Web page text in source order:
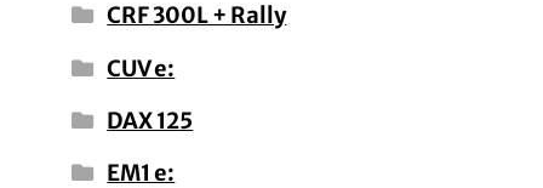
CRF 300L + Rally
CUV e:
DAX 125
EM1 e: